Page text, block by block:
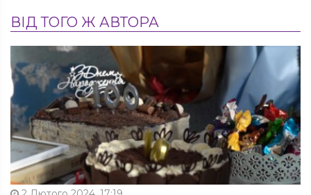
ВІД ТОГО Ж АВТОРА